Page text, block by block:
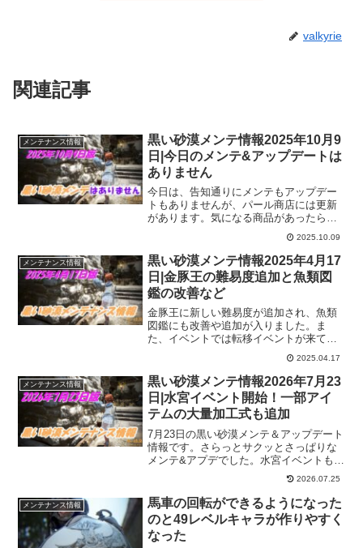
valkyrie
関連記事
メンテナンス情報
黒い砂漠メンテ情報2025年10月9
日|今日のメンテ&アップデートは
ありません
今日は、告知通りにメンテもアップデー
トもありませんが、パール商店には更新
があります。気になる商品があったらチ
ェックしておくといいかも。こういう時
に「おっ！」となるようなものがあるか
もなので油断できませんｗ
2025.10.09
メンテナンス情報
黒い砂漠メンテ情報2025年4月17
日|金豚王の難易度追加と魚類図
鑑の改善など
金豚王に新しい難易度が追加され、魚類
図鑑にも改善や追加が入りました。ま
た、イベントでは転移イベントが来てい
ますので、育てたいキャラがいる冒険者
さんは、このイベントを利用してみるの
もいいのではないでしょうか。
2025.04.17
メンテナンス情報
黒い砂漠メンテ情報2026年7月23
日|水宮イベント開始！一部アイ
テムの大量加工式も追加
7月23日の黒い砂漠メンテ＆アップデート
情報です。さらっとサクッとさっぱりな
メンテ&アプデでした。水宮イベントも始
まったので、テルミアンの海辺と合わせ
て楽しめそうだと思います。また、一部
アイテムで簡易錬金時の大量加工式も追
加されてるので有効活用しましょう！
2026.07.25
メンテナンス情報
馬車の回転ができるようになった
のと49レベルキャラが作りやすく
なった